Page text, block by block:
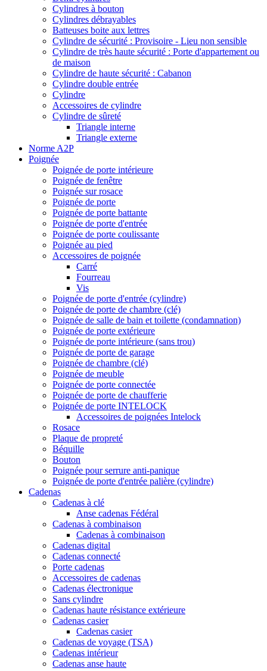
Cylindres à bouton
Cylindres débrayables
Batteuses boite aux lettres
Cylindre de sécurité : Provisoire - Lieu non sensible
Cylindre de très haute sécurité : Porte d'appartement ou
de maison
Cylindre de haute sécurité : Cabanon
Cylindre double entrée
Cylindre
Accessoires de cylindre
Cylindre de sûreté
Triangle interne
Triangle externe
Norme A2P
Poignée
Poignée de porte intérieure
Poignée de fenêtre
Poignée sur rosace
Poignée de porte
Poignée de porte battante
Poignée de porte d'entrée
Poignée de porte coulissante
Poignée au pied
Accessoires de poignée
Carré
Fourreau
Vis
Poignée de porte d'entrée (cylindre)
Poignée de porte de chambre (clé)
Poignée de salle de bain et toilette (condamnation)
Poignée de porte extérieure
Poignée de porte intérieure (sans trou)
Poignée de porte de garage
Poignée de chambre (clé)
Poignée de meuble
Poignée de porte connectée
Poignée de porte de chaufferie
Poignée de porte INTELOCK
Accessoires de poignées Intelock
Rosace
Plaque de propreté
Béquille
Bouton
Poignée pour serrure anti-panique
Poignée de porte d'entrée palière (cylindre)
Cadenas
Cadenas à clé
Anse cadenas Fédéral
Cadenas à combinaison
Cadenas à combinaison
Cadenas digital
Cadenas connecté
Porte cadenas
Accessoires de cadenas
Cadenas électronique
Sans cylindre
Cadenas haute résistance extérieure
Cadenas casier
Cadenas casier
Cadenas de voyage (TSA)
Cadenas intérieur
Cadenas anse haute